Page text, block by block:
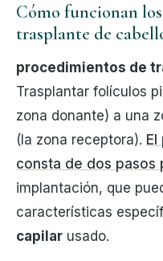
Cómo funcionan
trasplante de
procedimientos de
Trasplantar folículos
zona donante) a una
(la zona receptora).
consta de dos pasos
implantación, que
características
capilar usado.